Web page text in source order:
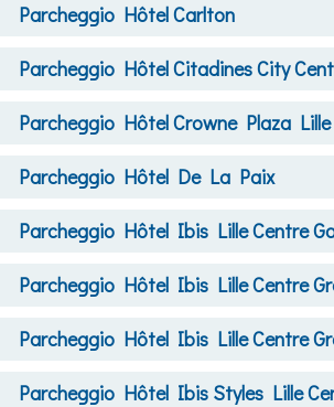
Parcheggio Hôtel Carlton
Parcheggio Hôtel Citadines City
Parcheggio Hôtel Crowne Plaza
Parcheggio Hôtel De La Paix
Parcheggio Hôtel Ibis Lille Centre
Parcheggio Hôtel Ibis Lille Centre
Parcheggio Hôtel Ibis Lille Centre
Parcheggio Hôtel Ibis Styles Lille